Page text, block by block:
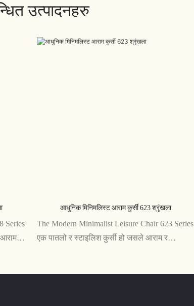
उत्पादनहरु
Series
र
आधुनिक मिनिमलिस्ट आराम कुर्सी 623 श्रृंखला
The Modern Minimalist Leisure Chair 623 Series
एक पातलो र स्टाइलिश कुर्सी हो जसले आराम र